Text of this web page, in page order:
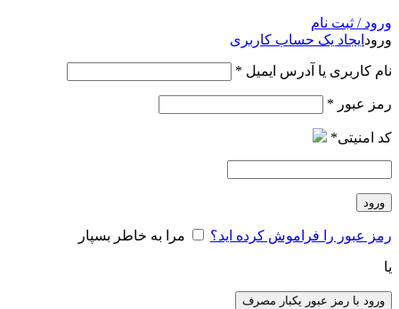
ورود / ثبت نام
ورود ایجاد یک حساب کاربری
نام کاربری یا آدرس ایمیل *
رمز عبور *
کد امنیتی*
ورود
رمز عبور را فراموش کرده اید؟ مرا به خاطر بسپار
یا
ورود با رمز عبور یکبار مصرف